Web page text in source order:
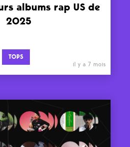
albums rap US de
2025
TOPS
il y a 7 mois